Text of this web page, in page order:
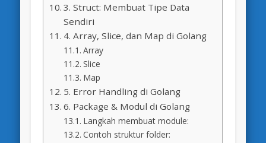
3. Struct: Membuat Tipe Data
Sendiri
4. Array, Slice, dan Map di Golang
Array
Slice
Map
5. Error Handling di Golang
6. Package & Modul di Golang
Langkah membuat module:
Contoh struktur folder: